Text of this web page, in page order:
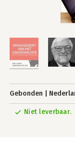
Gebonden
Niet leverbaar.